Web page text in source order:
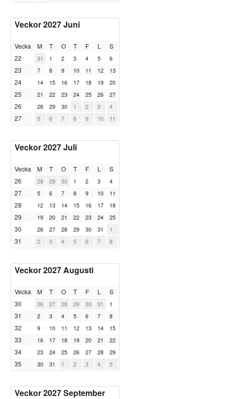
Veckor 2027 Juni
Vecka M T O T F L
S
22
31 1 2 3 4 5 6
23 7 8 9 10 11 12 13
24 14 15 16 17 18 19 20
25 21 22 23 24 25 26 27
26 28 29 30 1 2 3 4
27 5 6 7 8 9 10 11
Veckor 2027 Juli
Vecka M T O T F L
S
26
28 29 30 1 2 3 4
27 5 6 7 8 9 10 11
28 12 13 14 15 16 17 18
29 19 20 21 22 23 24 25
30 26 27 28 29 30 31 1
31 2 3 4 5 6 7 8
Veckor 2027 Augusti
Vecka M T O T F L
S
30
26 27 28 29 30 31 1
31 2 3 4 5 6 7 8
32 9 10 11 12 13 14 15
33 16 17 18 19 20 21 22
34 23 24 25 26 27 28 29
35 30 31 1 2 3 4 5
Veckor 2027 September